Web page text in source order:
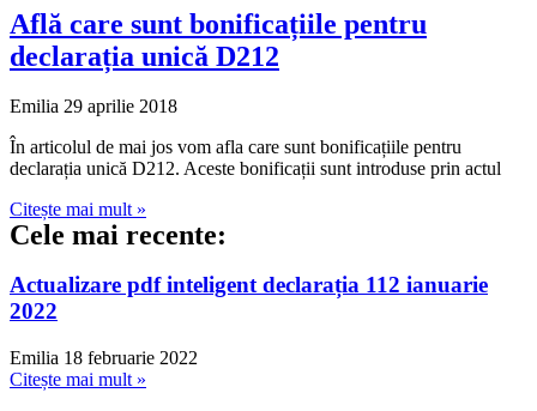
Află care sunt bonificațiile pentru
declarația unică D212
Emilia 29 aprilie 2018
În articolul de mai jos vom afla care sunt bonificațiile pentru
declarația unică D212. Aceste bonificații sunt introduse prin actul
Citește mai mult »
Cele mai recente:
Actualizare pdf inteligent declarația 112 ianuarie
2022
Emilia 18 februarie 2022
Citește mai mult »